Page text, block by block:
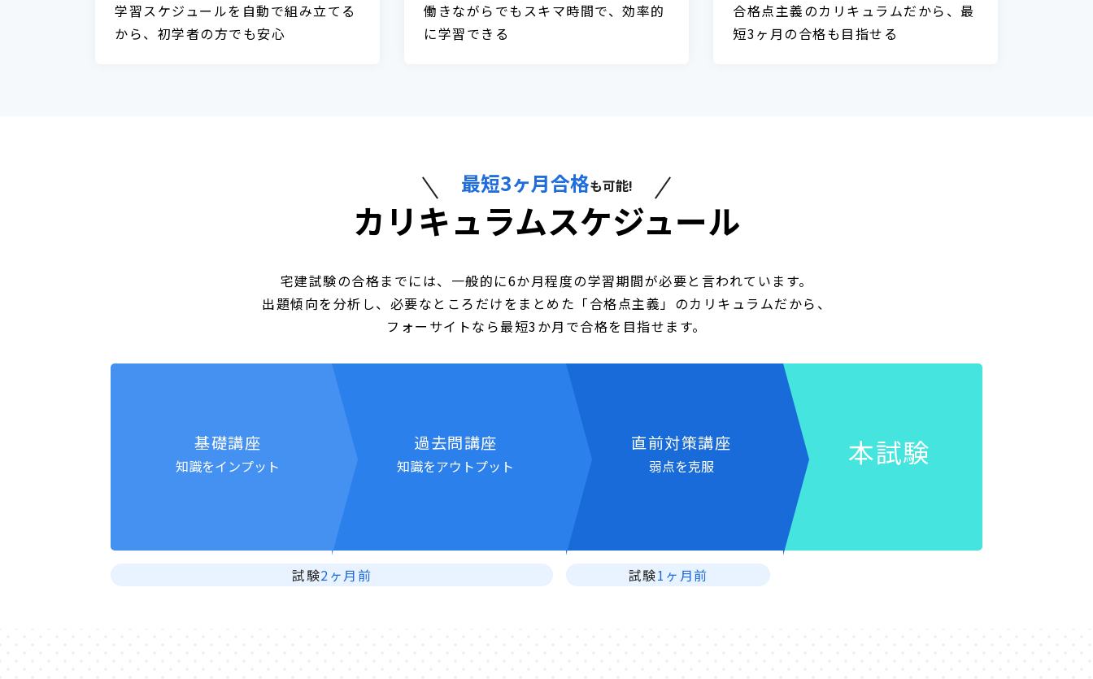
学習スケジュールを自動で組み立てる
から、初学者の方でも安心
働きながらでもスキマ時間で、効率的
に学習できる
合格点主義のカリキュラムだから、最
短3ヶ月の合格も目指せる
最短3ヶ月合格も可能!
カリキュラムスケジュール
宅建試験の合格までには、一般的に6か月程度の学習期間が必要と言われています。
出題傾向を分析し、必要なところだけをまとめた「合格点主義」のカリキュラムだから、
フォーサイトなら最短3か月で合格を目指せます。
基礎講座
知識をインプット
過去問講座
知識をアウトプット
試験2ヶ月前
直前対策講座
弱点を克服
試験1ヶ月前
本試験